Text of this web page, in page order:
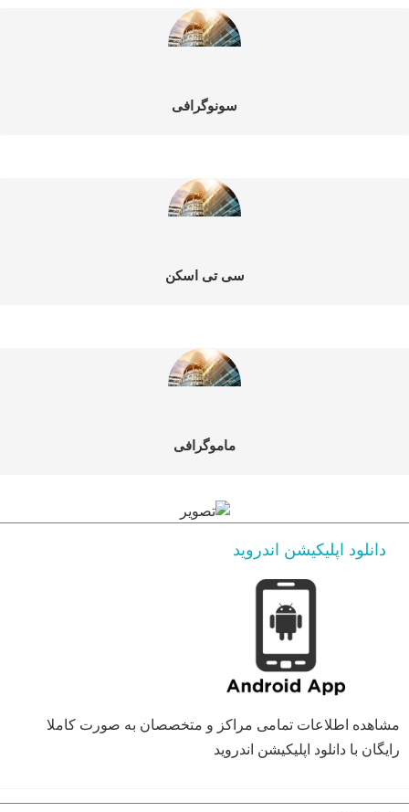
سونوگرافی
سی تی اسکن
ماموگرافی
دانلود اپلیکیشن اندروید
مشاهده اطلاعات تمامی مراکز و متخصصان به صورت کاملا
رایگان با دانلود اپلیکیشن اندروید